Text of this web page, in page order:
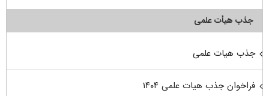
جذب هیأت علمی
جذب هیات علمی
فراخوان جذب هیات علمی ۱۴۰۴